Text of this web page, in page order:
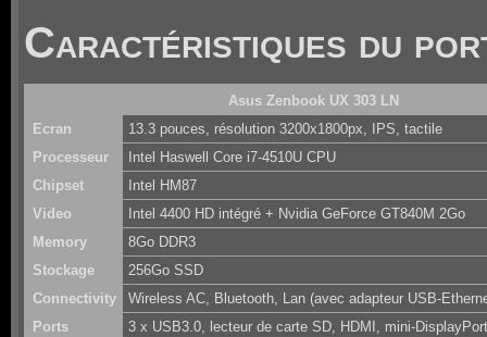
Caractéristiques du
Asus Zenbook UX 303 LN
Ecran
13.3 pouces, résolution 3200x1800px, IPS, tactile
Processeur
Intel Haswell Core i7-4510U CPU
Chipset
Intel HM87
Video
Intel 4400 HD intégré + Nvidia GeForce GT840M 2Go
Memory
8Go DDR3
Stockage
256Go SSD
Connectivity
Wireless AC, Bluetooth, Lan (avec adapteur USB-
Ports
3 x USB3.0, lecteur de carte SD, HDMI, mini-DisplayPort